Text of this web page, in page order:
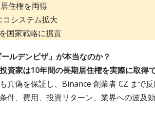
住権を両得
コシステム拡大
国家戦略に据置
ルデンビザ」が本当なのか？
資家は10年間の長期居住権を実際に取得
真偽を保証し、Binance 創業者 CZ まで
件、費用、投資リターン、業界への波及